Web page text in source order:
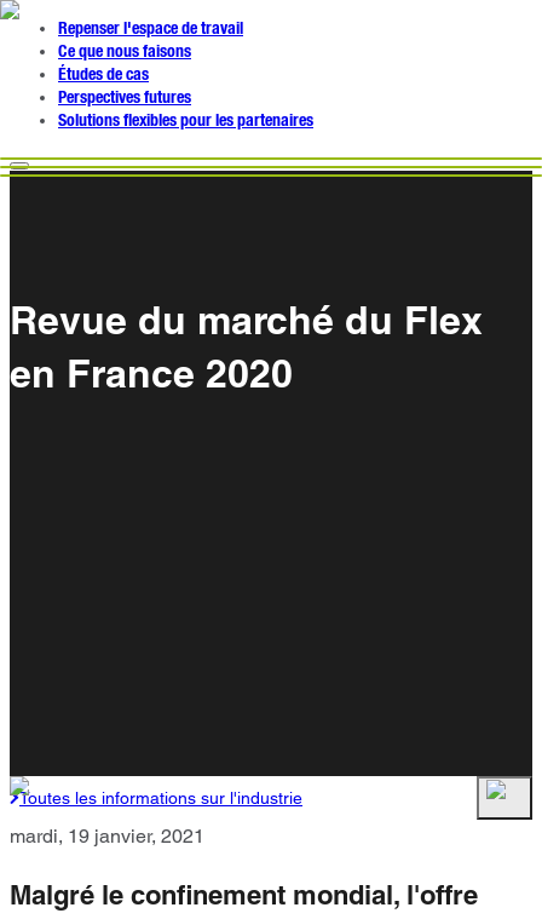
Repenser l'espace de travail
Ce que nous faisons
Études de cas
Perspectives futures
Solutions flexibles pour les partenaires
Revue du marché du Flex
en France 2020
Toutes les informations sur l'industrie
mardi, 19 janvier, 2021
Malgré le confinement mondial, l'offre